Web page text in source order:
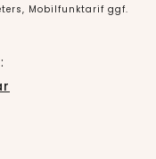
Mobilfunktarif ggf.